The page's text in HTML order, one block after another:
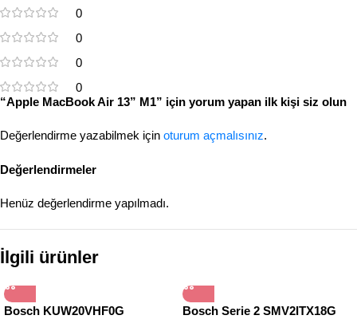
0
0
0
0
Değerlendirmeler
Henüz değerlendirme yapılmadı.
“Apple MacBook Air 13” M1” için yorum yapan ilk kişi siz olun
Değerlendirme yazabilmek için oturum açmalısınız.
İlgili ürünler
Bosch KUW20VHF0G Bosch Serie 2 SMV2ITX18G